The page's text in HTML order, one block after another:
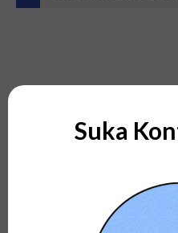
Memahami
Suka